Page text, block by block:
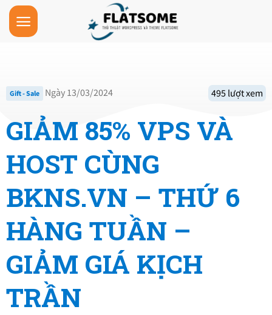
Skip
content
Gift - Sale Ngày 13/03/2024 495 lượt xem
GIẢM 85% VPS VÀ
HOST CÙNG
BKNS.VN – THỨ 6
HÀNG TUẦN –
GIẢM GIÁ KỊCH
TRẦN